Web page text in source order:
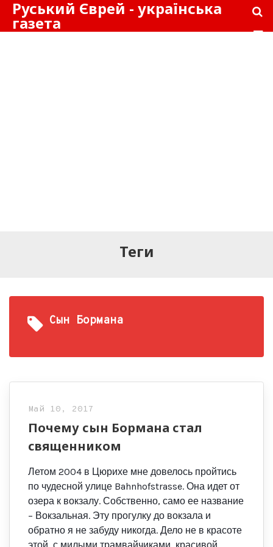
Руський Єврей - українська
газета
Теги
Сын Бормана
Май 10, 2017
Почему сын Бормана стал
священником
Летом 2004 в Цюрихе мне довелось пройтись
по чудесной улице Bahnhofstrasse. Она идет от
озера к вокзалу. Собственно, само ее название
– Вокзальная. Эту прогулку до вокзала и
обратно я не забуду никогда. Дело не в красоте